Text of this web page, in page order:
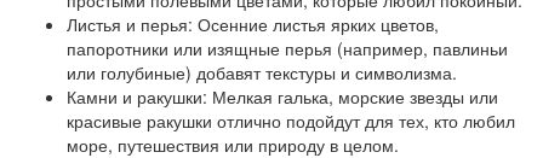
Листья и перья: Осенние листья ярких цветов,
папоротники или изящные перья (например, павлиньи
или голубиные) добавят текстуры и символизма.
Камни и ракушки: Мелкая галька, морские звезды или
красивые ракушки отлично подойдут для тех, кто любил
море, путешествия или природу в целом.